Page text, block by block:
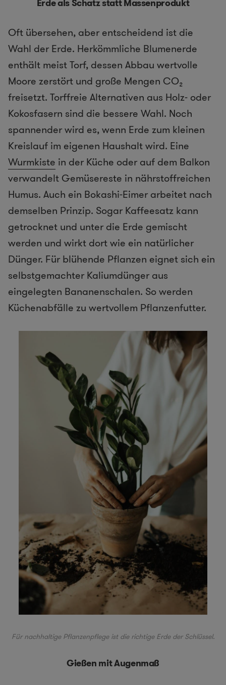
Erde als Schatz statt Massenprodukt
Oft übersehen, aber entscheidend ist die
Wahl der Erde. Herkömmliche Blumenerde
enthält meist Torf, dessen Abbau wertvolle
Moore zerstört und große Mengen CO₂
freisetzt. Torffreie Alternativen aus Holz- oder
Kokosfasern sind die bessere Wahl. Noch
spannender wird es, wenn Erde zum kleinen
Kreislauf im eigenen Haushalt wird. Eine
Wurmkiste in der Küche oder auf dem Balkon
verwandelt Gemüsereste in nährstoffreichen
Humus. Auch ein Bokashi-Eimer arbeitet nach
demselben Prinzip. Sogar Kaffeesatz kann
getrocknet und unter die Erde gemischt
werden und wirkt dort wie ein natürlicher
Dünger. Für blühende Pflanzen eignet sich ein
selbstgemachter Kaliumdünger aus
eingelegten Bananenschalen. So werden
Küchenabfälle zu wertvollem Pflanzenfutter.
Für nachhaltige Pflanzenpflege ist die richtige Erde der Schlüssel.
Gießen mit Augenmaß